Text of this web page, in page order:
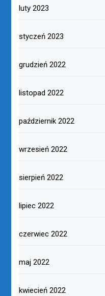
luty 2023
styczeń 2023
grudzień 2022
listopad 2022
październik 2022
wrzesień 2022
sierpień 2022
lipiec 2022
czerwiec 2022
maj 2022
kwiecień 2022